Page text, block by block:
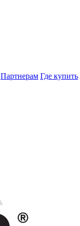
Партнерам Где купить